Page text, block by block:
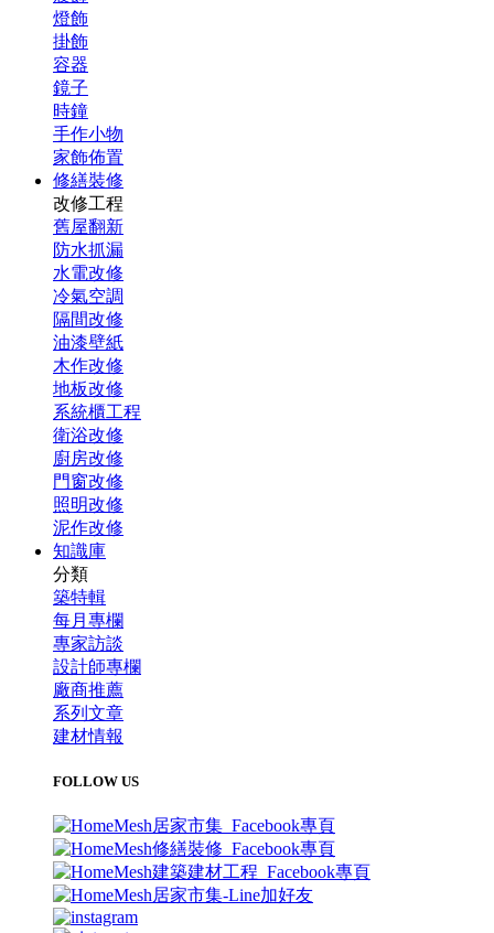
燈飾
掛飾
容器
鏡子
時鐘
手作小物
家飾佈置
修繕裝修
改修工程
舊屋翻新
防水抓漏
水電改修
冷氣空調
隔間改修
油漆壁紙
木作改修
地板改修
系統櫃工程
衛浴改修
廚房改修
門窗改修
照明改修
泥作改修
知識庫
分類
築特輯
每月專欄
專家訪談
設計師專欄
廠商推薦
系列文章
建材情報
FOLLOW US